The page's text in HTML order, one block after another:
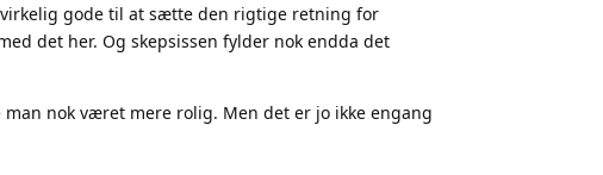
gode til at sætte den rigtige retning for
det her. Og skepsissen fylder nok endda det
nok været mere rolig. Men det er jo ikke engang